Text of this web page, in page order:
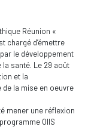
Réunion «
chargé d’émettre
le développement
la santé. Le 29 août
et la
la mise en oeuvre
mener une réflexion
OIIS